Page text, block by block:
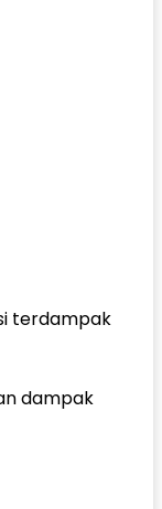
terdampak
dampak